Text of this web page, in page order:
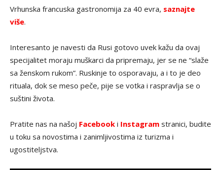
Vrhunska francuska gastronomija za 40 evra, saznajte
više.
Interesanto je navesti da Rusi gotovo uvek kažu da ovaj
specijalitet moraju muškarci da pripremaju, jer se ne “slaže
sa ženskom rukom”. Ruskinje to osporavaju, a i to je deo
rituala, dok se meso peče, pije se votka i raspravlja se o
suštini života.
Pratite nas na našoj Facebook i Instagram stranici, budite
u toku sa novostima i zanimljivostima iz turizma i
ugostiteljstva.